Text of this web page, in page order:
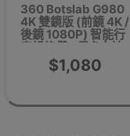
360 Botslab G980
4K 雙鏡版 (前鏡 4K /
後鏡 1080P) 智能行
車記錄儀 - 黑色 | 前
鏡170°超廣角 | 雙鏡
錄影 | 香港行貨
$1,080